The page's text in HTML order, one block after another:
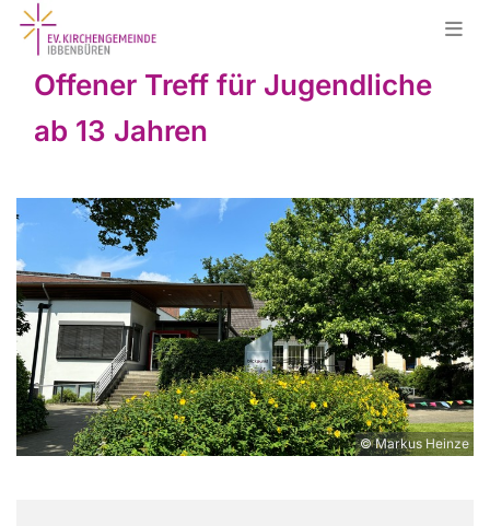
Offener Treff für Jugendliche
ab 13 Jahren
© Markus Heinze